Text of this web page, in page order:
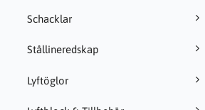
Schacklar
Stållineredskap
Lyftöglor